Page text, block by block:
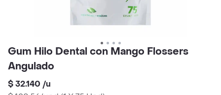
Gum Hilo Dental con Mango Flossers
Angulado
$ 32.140 /u